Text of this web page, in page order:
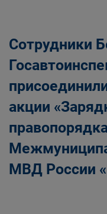
Сотрудники
акции
МВД России